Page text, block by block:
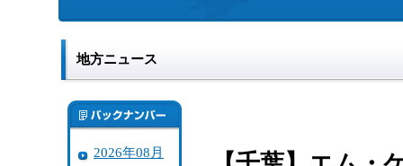
地方ニュース
2026年08月